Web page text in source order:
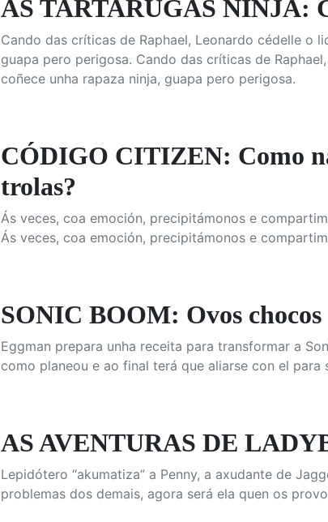
AS TARTARUGAS NINJA:
Cando das críticas de Raphael, Leonardo cédelle o
guapa pero perigosa. Cando das críticas de
coñece unha rapaza ninja, guapa pero perigosa.
CÓDIGO CITIZEN: Como
trolas?
Ás veces, coa emoción, precipitámonos e
Ás veces, coa emoción, precipitámonos e
SONIC BOOM: Ovos chocos
Eggman prepara unha receita para transformar a
como planeou e ao final terá que aliarse con el
AS AVENTURAS DE
Lepidótero “akumatiza” a Penny, a axudante de
problemas dos demais, agora será ela quen os